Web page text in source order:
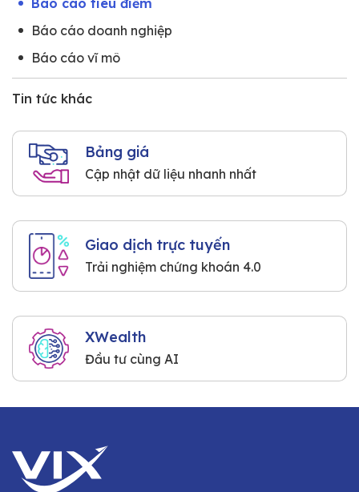
Báo cáo tiêu điểm
Báo cáo doanh nghiệp
Báo cáo vĩ mô
Tin tức khác
Bảng giá
Cập nhật dữ liệu nhanh nhất
Giao dịch trực tuyến
Trải nghiệm chứng khoán 4.0
XWealth
Đầu tư cùng AI